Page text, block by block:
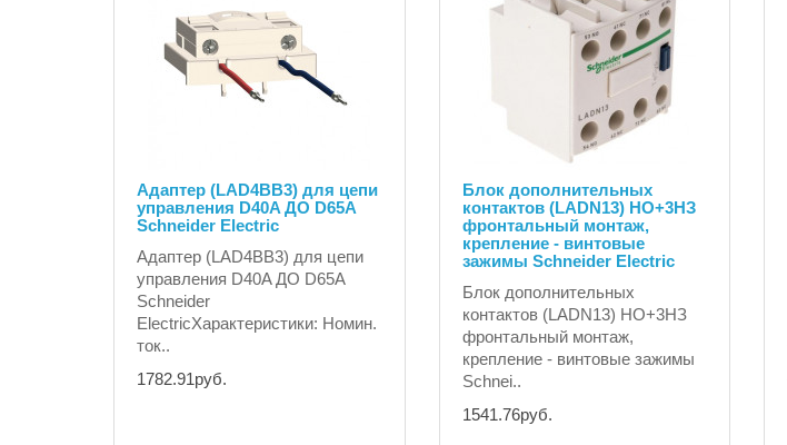
Адаптер (LAD4BB3) для цепи
управления D40A ДО D65A
Schneider Electric
Адаптер (LAD4BB3) для цепи
управления D40A ДО D65A
Schneider
ElectricХарактеристики: Номин.
ток..
1782.91руб.
Блок дополнительных
контактов (LADN13) НО+3НЗ
фронтальный монтаж,
крепление - винтовые
зажимы Schneider Electric
Блок дополнительных
контактов (LADN13) НО+3НЗ
фронтальный монтаж,
крепление - винтовые зажимы
Schnei..
1541.76руб.